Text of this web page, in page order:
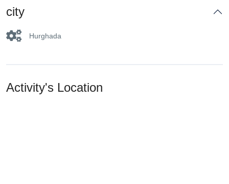
city
Hurghada
Activity's Location